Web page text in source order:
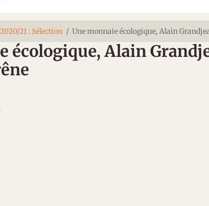
2020/21 : Sélection Une monnaie écologique, Alain
écologique, Alain